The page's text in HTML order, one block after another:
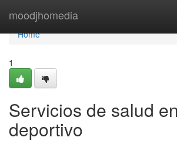
moodjhomedia
Home
Home
1
Servicios de salud
deportivo